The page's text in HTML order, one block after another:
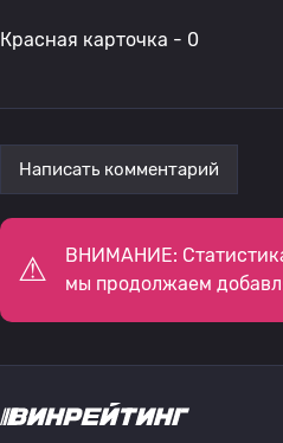
Красная карточка - 0
Написать комментарий
ВНИМАНИЕ:
мы продолжаем